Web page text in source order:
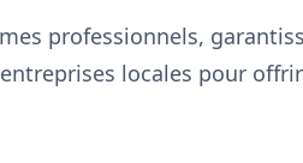
professionnels,
locales pour